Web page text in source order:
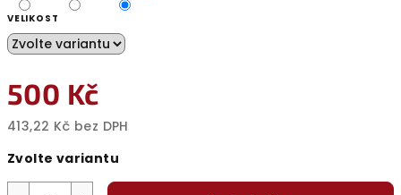
VELIKOST
500 Kč
413,22 Kč bez DPH
cena:
Zvolte variantu